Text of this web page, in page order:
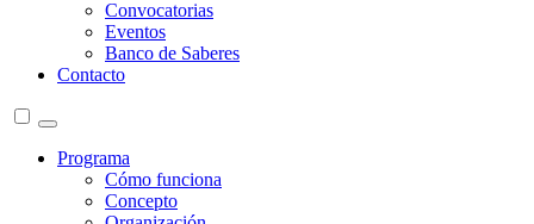
Convocatorias
Eventos
Banco de Saberes
Contacto
Programa
Cómo funciona
Concepto